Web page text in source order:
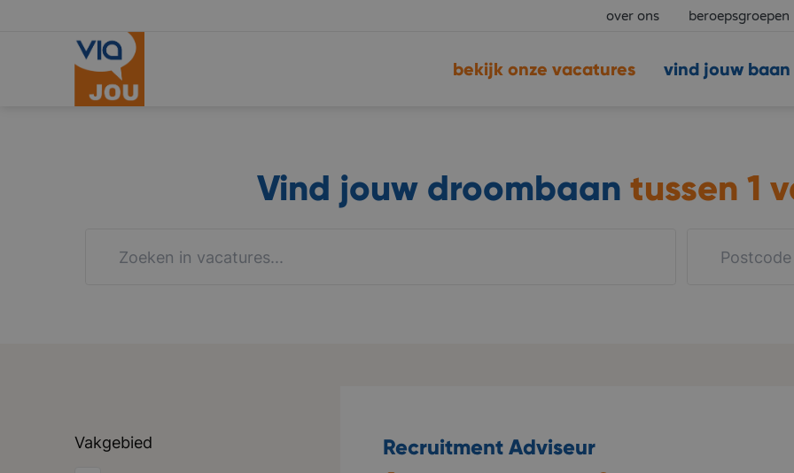
over ons beroepsgroepen
vind jouw baan
bekijk onze vacatures
Vind jouw droombaan tussen 1
Vakgebied Recruitment Adviseur